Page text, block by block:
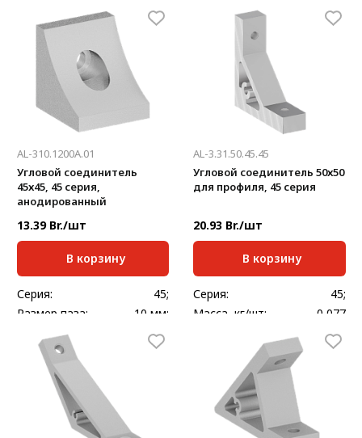
0,163
AL-310.1200A.01
Угловой соединитель
45х45, 45 серия,
анодированный
13.39 Br./шт
В корзину
Серия:
45;
Размер паза:
10 мм;
Масса, кг/шт:
0,082
AL-3.31.50.45.45
Угловой соединитель 50х50
для профиля, 45 серия
20.93 Br./шт
В корзину
Серия:
45;
Масса, кг/шт:
0,077
35